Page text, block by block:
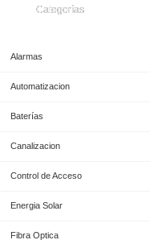
Categorías
Alarmas
Automatizacion
Baterías
Canalizacion
Control de Acceso
Energia Solar
Fibra Optica